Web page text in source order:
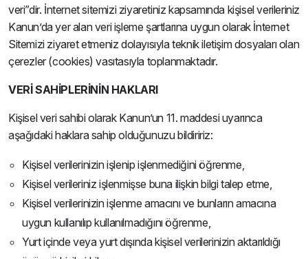
veri”dir. İnternet sitemizi ziyaretiniz kapsamında kişisel verileriniz
Kanun’da yer alan veri işleme şartlarına uygun olarak İnternet
Sitemizi ziyaret etmeniz dolayısıyla teknik iletişim dosyaları olan
çerezler (cookies) vasıtasıyla toplanmaktadır.
VERİ SAHİPLERİNİN HAKLARI
Kişisel veri sahibi olarak Kanun’un 11. maddesi uyarınca
aşağıdaki haklara sahip olduğunuzu bildiririz:
Kişisel verilerinizin işlenip işlenmediğini öğrenme,
Kişisel verileriniz işlenmişse buna ilişkin bilgi talep etme,
Kişisel verilerinizin işlenme amacını ve bunların amacına
uygun kullanılıp kullanılmadığını öğrenme,
Yurt içinde veya yurt dışında kişisel verilerinizin aktarıldığı